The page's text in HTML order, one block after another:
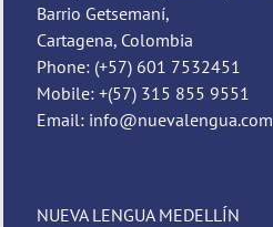
Barrio Getsemaní,
Cartagena, Colombia
Phone: (+57) 601 7532451
Mobile: +(57) 315 855 9551
Email: info@nuevalengua.com
NUEVA LENGUA MEDELLÍN